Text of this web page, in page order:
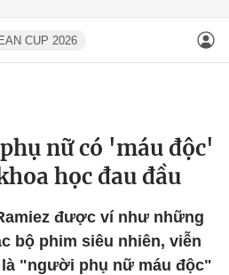
CUP 2026
nữ có 'máu độc'
học đau đầu
được ví như những
bộ phim siêu nhiên, viễn
"người phụ nữ máu độc"